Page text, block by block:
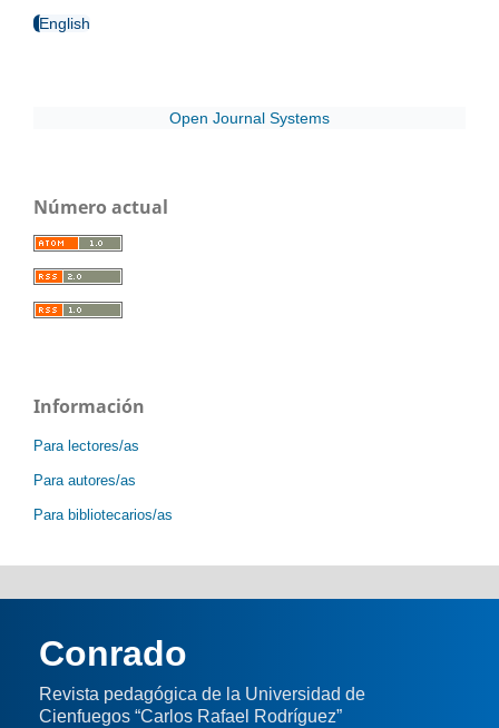
English
Open Journal Systems
Número actual
Información
Para lectores/as
Para autores/as
Para bibliotecarios/as
Conrado
Revista pedagógica de la Universidad de
Cienfuegos “Carlos Rafael Rodríguez”